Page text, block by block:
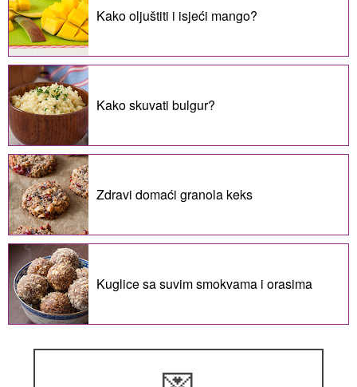
Kako oljuštiti i isjeći mango?
Kako skuvati bulgur?
Zdravi domaći granola keks
Kuglice sa suvim smokvama i orasima